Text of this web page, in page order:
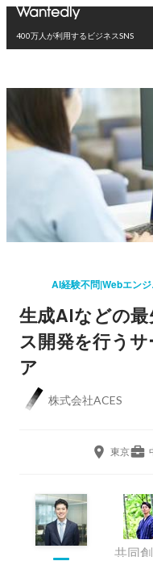
400万人が利用するビジネスSNS
AI経験不問|Webエン
生成AIなどの
ス開発を行う
ア
株式会社ACES
東京